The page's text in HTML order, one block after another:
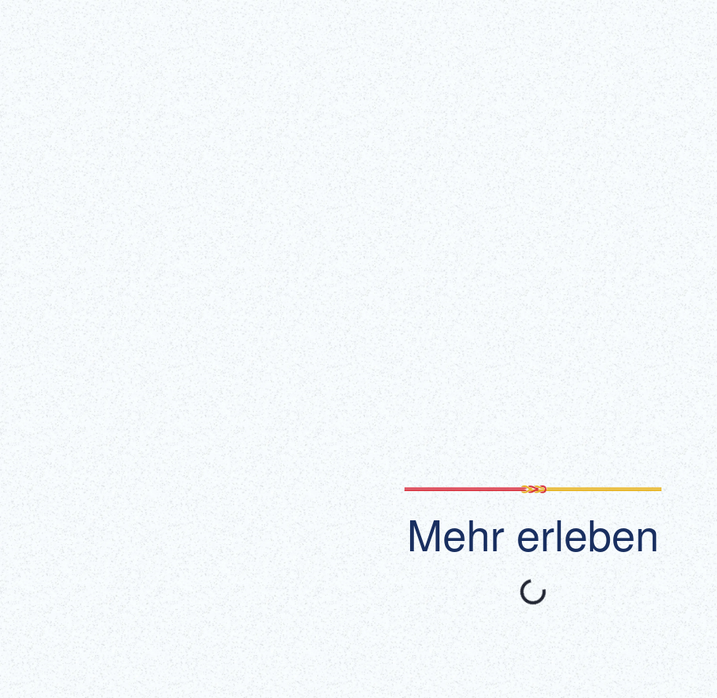
Tokyo Tower
Der 333 Meter aufragende Tokyo Tower wurde 1958 gebaut. Seine Aussichtsplattformen und Illuminationen sind ein wahrer Publikumsmagnet.
Mehr lesen
Mehr erfahren!
Tickets
Alle anzeigen
Mehr erleben
Empfohlen